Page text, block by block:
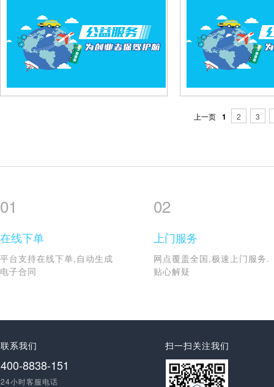
上一页 1 2 3
01
在线下单
平台支持在线下单,自动生成
电子合同
02
上门服务
网点覆盖全国,极速上门服务.
贴心解疑
联系我们
400-8838-151
24小时客服电话
扫一扫关注我们